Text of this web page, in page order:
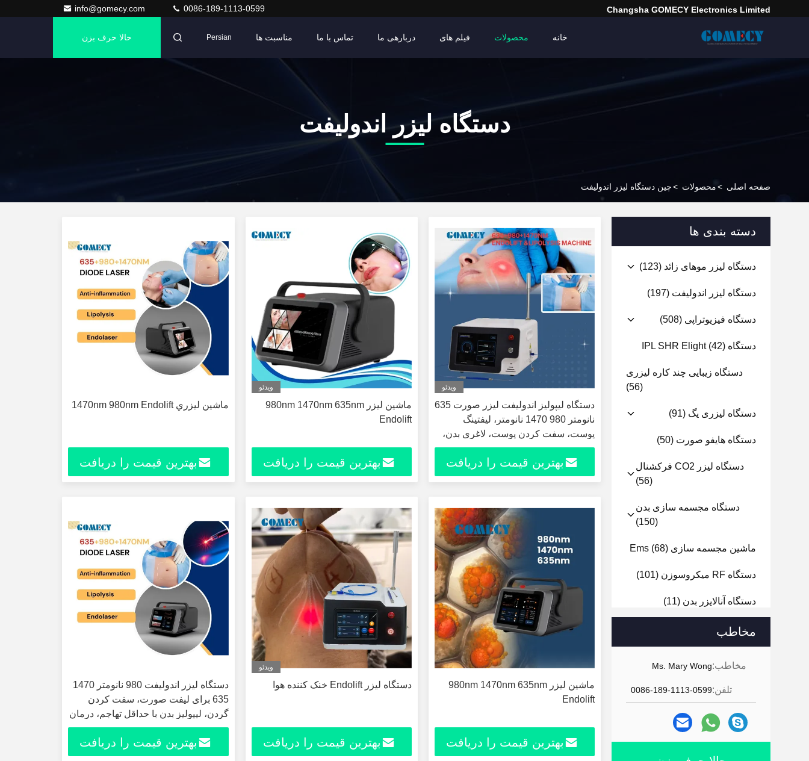
Changsha GOMECY Electronics Limited
info@gomecy.com 0086-189-1113-0599
خانه محصولات فیلم های دربارهی ما تماس با ما مناسبت ها Persian حالا حرف بزن
دستگاه لیزر اندولیفت
صفحه اصلی >محصولات >چین دستگاه لیزر اندولیفت
دسته بندی ها
دستگاه لیزر موهای زائد (123)
دستگاه لیزر اندولیفت (197)
دستگاه فیزیوتراپی (508)
دستگاه IPL SHR Elight (42)
دستگاه زیبایی چند کاره لیزری
(56)
دستگاه لیزری یگ (91)
دستگاه هایفو صورت (50)
دستگاه لیزر CO2 فرکشنال
(56)
دستگاه مجسمه سازی بدن
(150)
ماشین مجسمه سازی Ems (68)
دستگاه RF میکروسوزن (101)
دستگاه آنالایزر بدن (11)
دستگاه آنالایزر صورت
مخاطب
مخاطب:Ms. Mary Wong
تلفن:0086-189-1113-0599
ویدئو
دستگاه لیپولیز اندولیفت لیزر صورت 635
نانومتر 980 1470 نانومتر، لیفتینگ
پوست، سفت کردن پوست، لاغری بدن،
لیپوساکشن، اندولیفتینگ
بهترین قیمت را دریافت
ویدئو
ماشين ليزر 980nm 1470nm 635nm
Endolift
بهترین قیمت را دریافت
ماشين ليزري 1470nm 980nm Endolift
بهترین قیمت را دریافت
ماشين ليزر 980nm 1470nm 635nm
Endolift
بهترین قیمت را دریافت
ویدئو
دستگاه لیزر Endolift خنک کننده هوا
بهترین قیمت را دریافت
دستگاه لیزر اندولیفت 980 نانومتر 1470
635 برای لیفت صورت، سفت کردن
گردن، لیپولیز بدن با حداقل تهاجم، درمان
با لیزر دیود
بهترین قیمت را دریافت